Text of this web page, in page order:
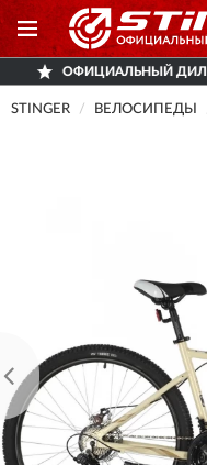
ДИЛЕРSTINGER В
STINGER ВЕЛОСИПЕДЫ